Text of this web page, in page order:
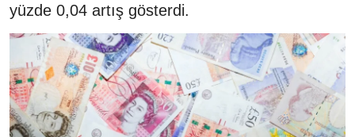
yüzde 0,04 artış gösterdi.